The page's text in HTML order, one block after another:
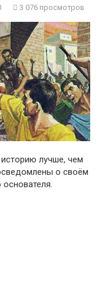
3 076 просмотров
лучше, чем
о своём